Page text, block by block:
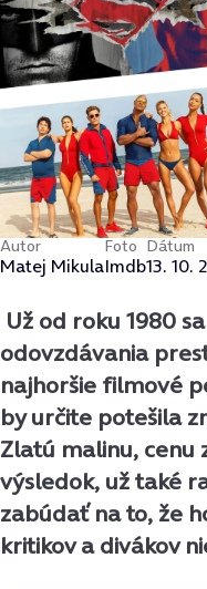
Autor
Matej Mikula
Foto
Imdb
Dátum
13. 10.
Už od roku 1980
odovzdávania
najhoršie filmové
by určite potešila
Zlatú malinu, cenu
výsledok, už také
zabúdať na to, že
kritikov a divákov